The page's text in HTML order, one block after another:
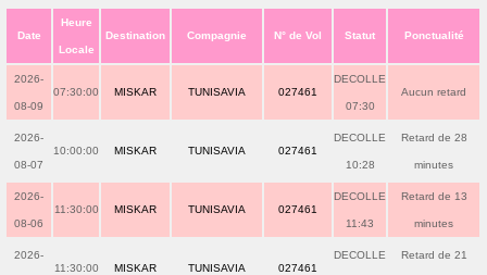
Date
Heure
Locale
Destination Compagnie N° de Vol Statut Ponctualité
2026-
08-09
07:30:00 MISKAR TUNISAVIA 027461
DECOLLE
07:30
Aucun retard
2026-
08-07
10:00:00 MISKAR TUNISAVIA 027461
DECOLLE
10:28
Retard de 28
minutes
2026-
08-06
11:30:00 MISKAR TUNISAVIA 027461
DECOLLE
11:43
Retard de 13
minutes
2026-
11:30:00 MISKAR TUNISAVIA 027461
DECOLLE Retard de 21